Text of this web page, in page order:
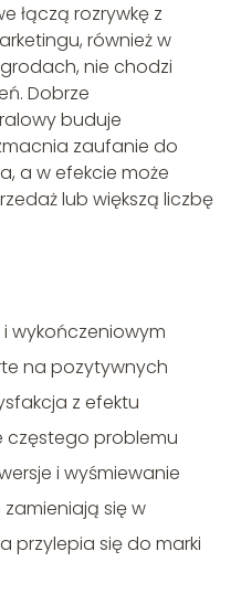
łączą rozrywkę z
również w
nie chodzi
Dobrze
buduje
zaufanie do
a w efekcie może
lub większą liczbę
wykończeniowym
na pozytywnych
z efektu
częstego problemu
i wyśmiewanie
zamieniają się w
przylepia się do marki